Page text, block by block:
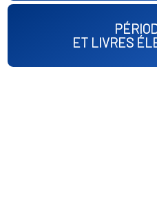
ET LIVRES